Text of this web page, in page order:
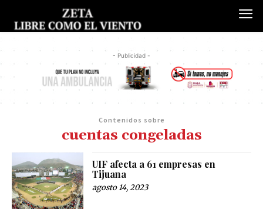
- Publicidad -
Contenidos sobre
cuentas congeladas
UIF afecta a 61 empresas en
Tijuana
agosto 14, 2023